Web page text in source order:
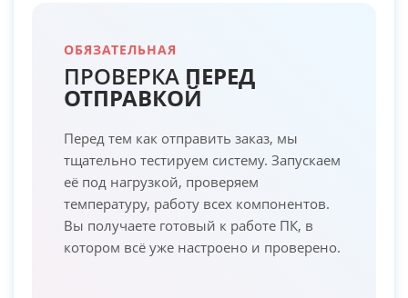
ОБЯЗАТЕЛЬНАЯ
ПРОВЕРКА ПЕРЕД
ОТПРАВКОЙ
Перед тем как отправить заказ, мы
тщательно тестируем систему. Запускаем
её под нагрузкой, проверяем
температуру, работу всех компонентов.
Вы получаете готовый к работе ПК, в
котором всё уже настроено и проверено.